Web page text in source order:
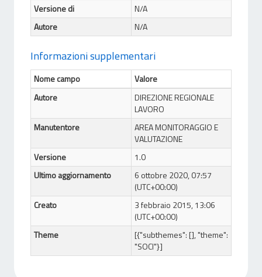
Versione di
N/A
Autore
N/A
Informazioni supplementari
Nome campo
Valore
Autore
DIREZIONE REGIONALE
LAVORO
Manutentore
AREA MONITORAGGIO E
VALUTAZIONE
Versione
1.0
Ultimo aggiornamento
6 ottobre 2020, 07:57
(UTC+00:00)
Creato
3 febbraio 2015, 13:06
(UTC+00:00)
Theme
[{"subthemes": [], "theme":
"SOCI"}]